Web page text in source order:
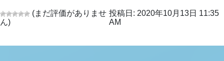
(まだ評価がありませ
ん)
投稿日: 2020年10月13日 11:35
AM